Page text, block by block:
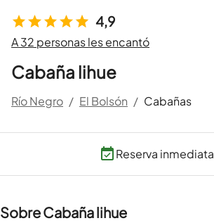
4,9
A 32 personas les encantó
Cabaña lihue
Río Negro / El Bolsón / Cabañas
Reserva inmediata
Sobre Cabaña lihue